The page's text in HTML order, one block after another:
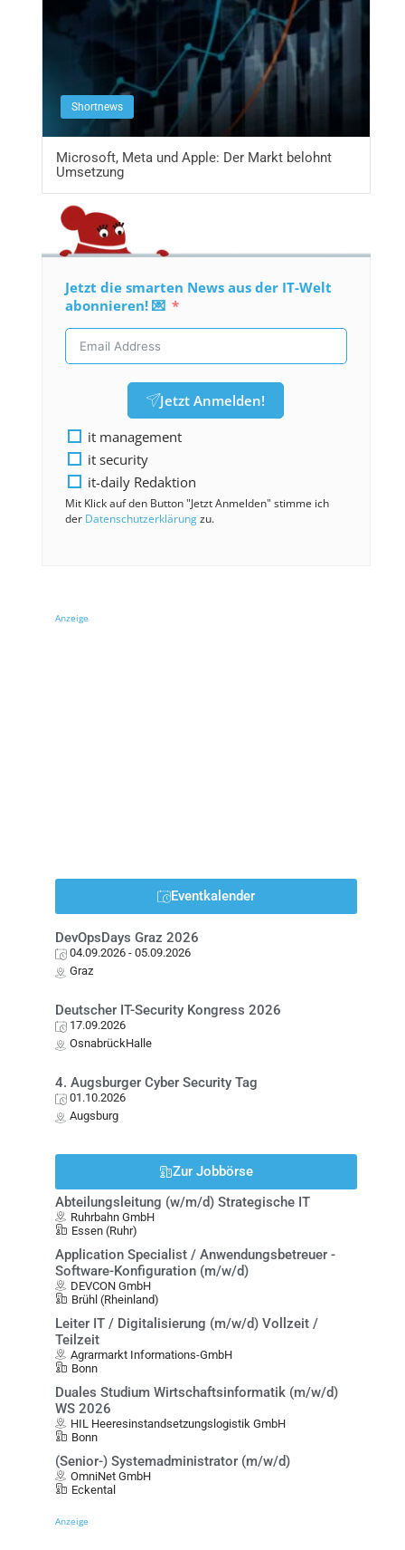
Shortnews
Microsoft, Meta und Apple: Der Markt belohnt
Umsetzung
Jetzt die smarten News aus der IT-Welt
abonnieren! 💌
Jetzt Anmelden!
it management
it security
it-daily Redaktion
Mit Klick auf den Button "Jetzt Anmelden" stimme ich
der Datenschutzerklärungzu.
Anzeige
Eventkalender
DevOpsDays Graz 2026
04.09.2026- 05.09.2026
Graz
Deutscher IT-Security Kongress 2026
17.09.2026
OsnabrückHalle
4. Augsburger Cyber Security Tag
01.10.2026
Augsburg
Zur Jobbörse
Abteilungsleitung (w/m/d) Strategische IT
Ruhrbahn GmbH
Essen (Ruhr)
Application Specialist / Anwendungsbetreuer -
Software-Konfiguration (m/w/d)
DEVCON GmbH
Brühl (Rheinland)
Leiter IT / Digitalisierung (m/w/d) Vollzeit /
Teilzeit
Agrarmarkt Informations-GmbH
Bonn
Duales Studium Wirtschaftsinformatik (m/w/d)
WS 2026
HIL Heeresinstandsetzungslogistik GmbH
Bonn
(Senior-) Systemadministrator (m/w/d)
OmniNet GmbH
Eckental
Anzeige